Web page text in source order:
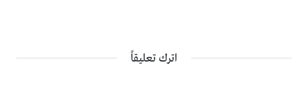
اترك تعليقاً